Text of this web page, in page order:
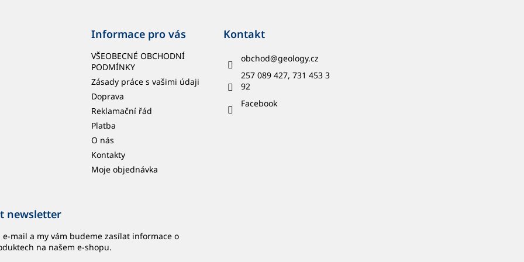
Informace pro vás
VŠEOBECNÉ OBCHODNÍ
PODMÍNKY
Zásady práce s vašimi údaji
Doprava
Reklamační řád
Platba
O nás
Kontakty
Moje objednávka
Kontakt
obchod@geology.cz
257 089 427, 731 453 3
92
Facebook
newsletter
e-mail a my vám budeme zasílat informace o
na našem e-shopu.